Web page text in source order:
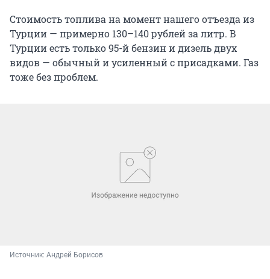
Стоимость топлива на момент нашего отъезда из
Турции — примерно 130–140 рублей за литр. В
Турции есть только 95-й бензин и дизель двух
видов — обычный и усиленный с присадками. Газ
тоже без проблем.
Источник: Андрей Борисов